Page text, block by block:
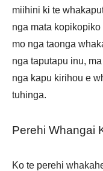
miihini ki te
nga mata
mo nga taonga
nga taputapu inu,
nga kapu kirihou e
tuhinga.
Perehi Whangai
Ko te perehi